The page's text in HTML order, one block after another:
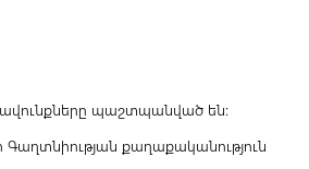
պաշտպանված են:
Գաղտնիության քաղաքականություն